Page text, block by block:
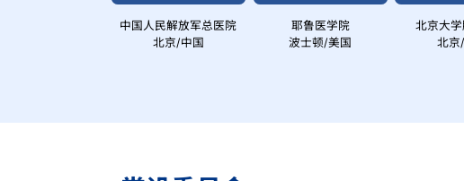
中国人民解放军总医院
北京/中国
耶鲁医学院
波士顿/美国
北京大
北京